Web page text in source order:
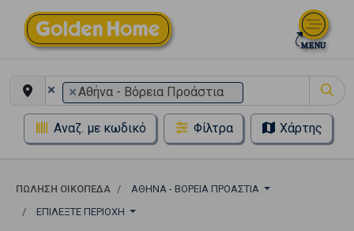
× ×Αθήνα - Βόρεια Προάστια
Αναζ. με κωδικό Φίλτρα Χάρτης
ΠΏΛΗΣΗ ΟΙΚΌΠΕΔΑ
ΑΘΉΝΑ - ΒΌΡΕΙΑ ΠΡΟΆΣΤΙΑ
ΕΠΙΛΈΞΤΕ ΠΕΡΙΟΧΉ